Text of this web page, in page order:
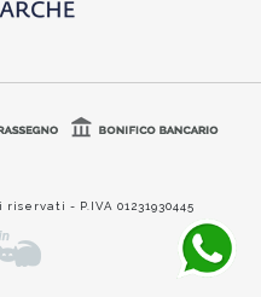
- P.IVA 01231930445